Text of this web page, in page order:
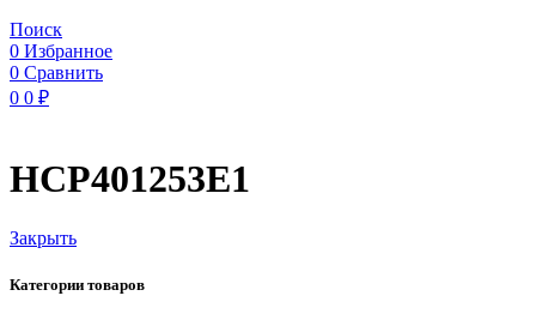
Поиск
0 Избранное
0 Сравнить
0 0 ₽
HCP401253E1
Закрыть
Категории товаров